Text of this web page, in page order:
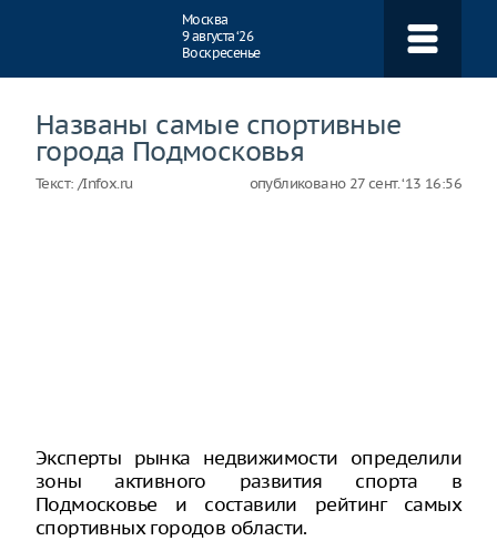
Москва
9 августа ‘26
Воскресенье
Названы самые спортивные
города Подмосковья
Текст: /Infox.ru опубликовано 27 сент. ‘13 16:56
Эксперты рынка недвижимости определили
зоны активного развития спорта в
Подмосковье и составили рейтинг самых
спортивных городов области.